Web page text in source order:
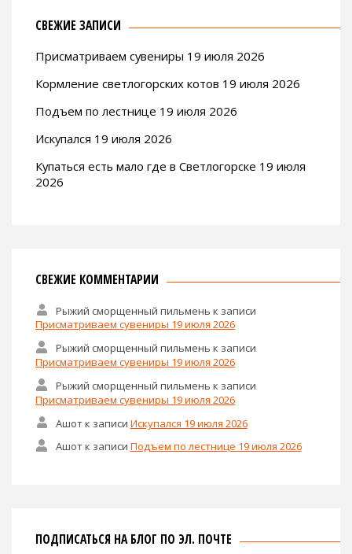
СВЕЖИЕ ЗАПИСИ
Присматриваем сувениры 19 июля 2026
Кормление светлогорских котов 19 июля 2026
Подъем по лестнице 19 июля 2026
Искупался 19 июля 2026
Купаться есть мало где в Светлогорске 19 июля
2026
СВЕЖИЕ КОММЕНТАРИИ
Рыжий сморщенный пильмень к записи
Присматриваем сувениры 19 июля 2026
Рыжий сморщенный пильмень к записи
Присматриваем сувениры 19 июля 2026
Рыжий сморщенный пильмень к записи
Присматриваем сувениры 19 июля 2026
Ашотк записи Искупался 19 июля 2026
Ашотк записи Подъем по лестнице 19 июля 2026
ПОДПИСАТЬСЯ НА БЛОГ ПО ЭЛ. ПОЧТЕ